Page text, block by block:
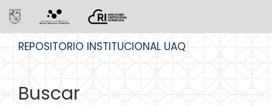
REPOSITORIO INSTITUCIONAL UAQ
Buscar